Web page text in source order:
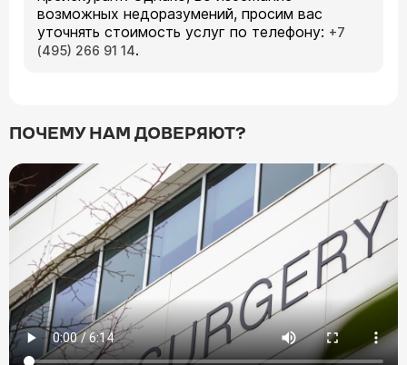
возможных недоразумений, просим вас
уточнять стоимость услуг по телефону: +7
(495) 266 91 14.
ПОЧЕМУ НАМ ДОВЕРЯЮТ?